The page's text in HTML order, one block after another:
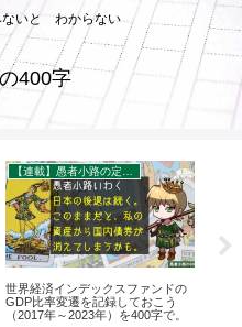
いと わからない
400字
世界経済インデックスファンドの
GDP比率変遷を記録しておこう
（2017年～2023年）を400字で。